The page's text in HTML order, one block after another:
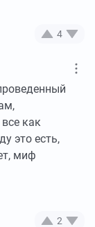
4
как
это есть,
миф
2